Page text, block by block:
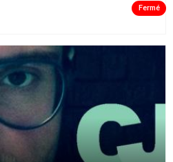
Fermé